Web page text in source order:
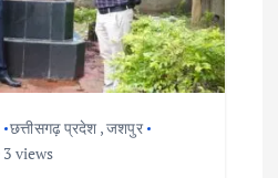
छत्तीसगढ़ प्रदेश ,जशपुर
3 views